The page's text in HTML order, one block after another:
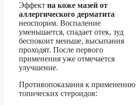
Эффект на коже мазей от
аллергического дерматита
неоспорим. Воспаление
уменьшается, спадает отек, зуд
беспокоит меньше, высыпания
проходят. После первого
применения уже отмечается
улучшение.
Противопоказания к применению
топических стероидов: